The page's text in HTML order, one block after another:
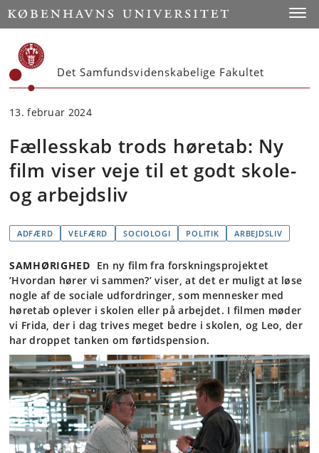
Start
Det Samfundsvidenskabelige Fakultet
13. februar 2024
Fællesskab trods høretab: Ny
film viser veje til et godt skole-
og arbejdsliv
ADFÆRD VELFÆRD SOCIOLOGI POLITIK ARBEJDSLIV
SAMHØRIGHED En ny film fra forskningsprojektet
’Hvordan hører vi sammen?’ viser, at det er muligt at løse
nogle af de sociale udfordringer, som mennesker med
høretab oplever i skolen eller på arbejdet. I filmen møder
vi Frida, der i dag trives meget bedre i skolen, og Leo, der
har droppet tanken om førtidspension.